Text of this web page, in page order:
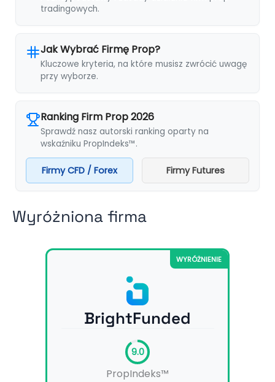
tradingowych.
Jak Wybrać Firmę Prop?
Kluczowe kryteria, na które musisz zwrócić uwagę
przy wyborze.
Ranking Firm Prop 2026
Sprawdź nasz autorski ranking oparty na
wskaźniku PropIndeks™.
Firmy CFD / Forex Firmy Futures
Wyróżniona firma
WYRÓŻNIENIE
BrightFunded
9.0
PropIndeks™